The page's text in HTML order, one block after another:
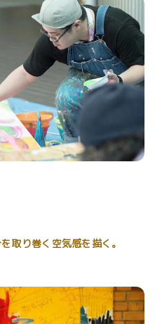
取り巻く空気感を描く。